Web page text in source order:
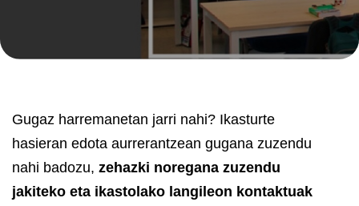
Gugaz harremanetan jarri nahi? Ikasturte
hasieran edota aurrerantzean gugana zuzendu
nahi badozu, zehazki noregana zuzendu
jakiteko eta ikastolako langileon kontaktuak